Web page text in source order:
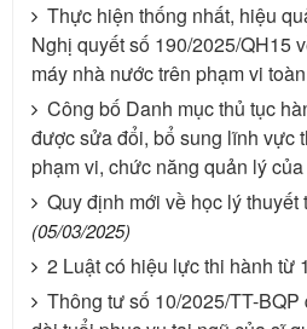
Thực hiện thống nhất, hiệu
Nghị quyết số 190/2025/QH15
máy nhà nước trên phạm vi
Công bố Danh mục thủ tục
được sửa đổi, bổ sung lĩnh vực
phạm vi, chức năng quản lý
Quy định mới về học lý
(05/03/2025)
2 Luật có hiệu lực thi hành từ
Thông tư số 10/2025/TT-